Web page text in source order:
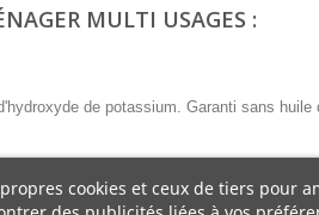
MULTI USAGES :
de potassium. Garanti sans huile
cookies et ceux de tiers pour